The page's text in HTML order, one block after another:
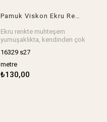
Pamuk Viskon Ekru RenkteEn: 150 cm
Ekru renkte muhteşem
yumuşaklıkta, kendinden çok
pamuk viskon
En: 150 cm
Stok birimi metredir.
16329 s27
metre
₺130,00